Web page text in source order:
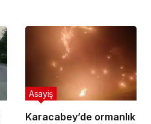
Karacabey’de ormanlık
Asayiş